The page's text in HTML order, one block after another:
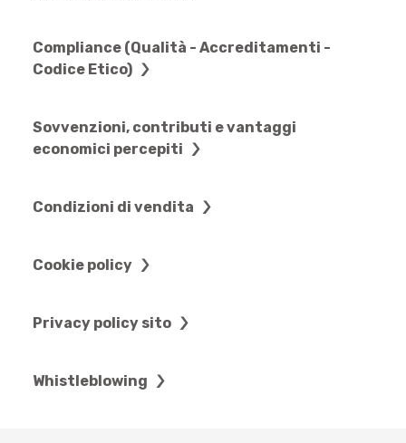
Compliance (Qualità - Accreditamenti -
Codice Etico)
Sovvenzioni, contributi e vantaggi
economici percepiti
Condizioni di vendita
Cookie policy
Privacy policy sito
Whistleblowing